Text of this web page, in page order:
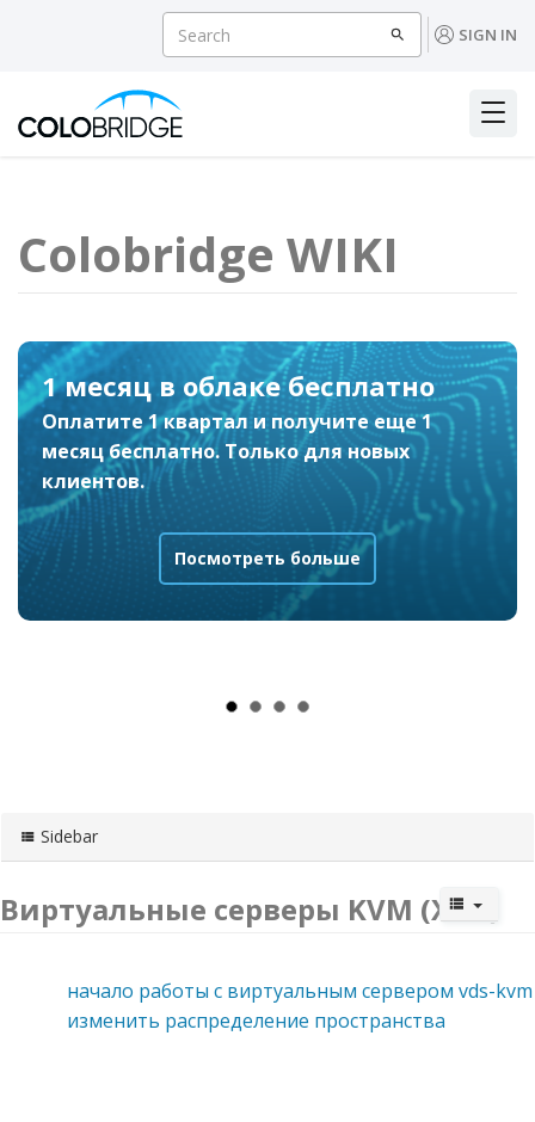
SIGN IN
Colobridge WIKI
1 месяц в облаке бесплатно
Оплатите 1 квартал и получите еще 1
месяц бесплатно. Только для новых
клиентов.
Посмотреть больше
Экономия до 24% при
предоплате облака
Скидка 7% на размещение в облаке при
предоплате на 6 месяцев, 12% — на 1 год,
24% — на 2 года
Посмотреть больше
Sidebar
Виртуальные серверы KVM (XEN)
начало работы с виртуальным сервером vds-kvm
изменить распределение пространства